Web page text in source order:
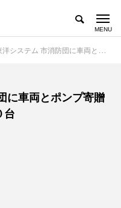
市消防団に車両とポンプ寄贈 ２０１３年から継続で計３０台
に車両とポンプ寄贈
台